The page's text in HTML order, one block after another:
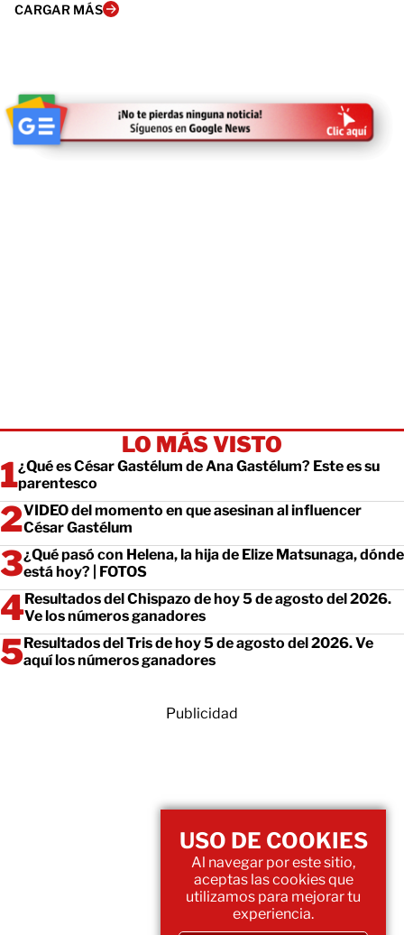
CARGAR MÁS
LO MÁS VISTO
¿Qué es César Gastélum de Ana Gastélum? Este es su
parentesco
VIDEO del momento en que asesinan al influencer
César Gastélum
¿Qué pasó con Helena, la hija de Elize Matsunaga, dónde
está hoy? | FOTOS
Resultados del Chispazo de hoy 5 de agosto del 2026.
Ve los números ganadores
Resultados del Tris de hoy 5 de agosto del 2026. Ve
aquí los números ganadores
Publicidad
USO DE COOKIES
Al navegar por este sitio,
aceptas las cookies que
utilizamos para mejorar tu
experiencia.